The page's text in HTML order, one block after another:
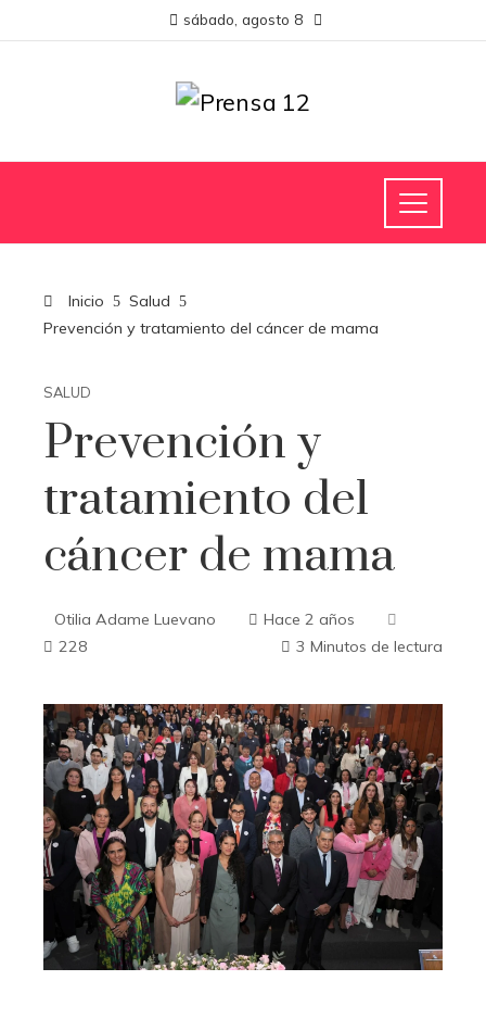
sábado, agosto 8
Inicio
Salud
Prevención y tratamiento del cáncer de mama
SALUD
Prevención y
tratamiento del
cáncer de mama
Otilia Adame Luevano
Hace 2 años
228
3 Minutos de lectura